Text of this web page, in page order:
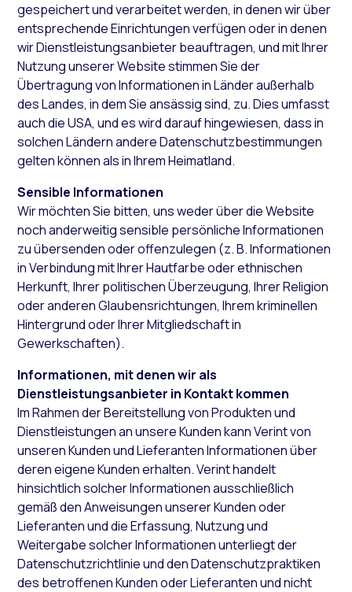
gespeichert und verarbeitet werden, in denen wir über
entsprechende Einrichtungen verfügen oder in denen
wir Dienstleistungsanbieter beauftragen, und mit Ihrer
Nutzung unserer Website stimmen Sie der
Übertragung von Informationen in Länder außerhalb
des Landes, in dem Sie ansässig sind, zu. Dies umfasst
auch die USA, und es wird darauf hingewiesen, dass in
solchen Ländern andere Datenschutzbestimmungen
gelten können als in Ihrem Heimatland.
Sensible Informationen
Wir möchten Sie bitten, uns weder über die Website
noch anderweitig sensible persönliche Informationen
zu übersenden oder offenzulegen (z. B. Informationen
in Verbindung mit Ihrer Hautfarbe oder ethnischen
Herkunft, Ihrer politischen Überzeugung, Ihrer Religion
oder anderen Glaubensrichtungen, Ihrem kriminellen
Hintergrund oder Ihrer Mitgliedschaft in
Gewerkschaften).
Informationen, mit denen wir als
Dienstleistungsanbieter in Kontakt kommen
Im Rahmen der Bereitstellung von Produkten und
Dienstleistungen an unsere Kunden kann Verint von
unseren Kunden und Lieferanten Informationen über
deren eigene Kunden erhalten. Verint handelt
hinsichtlich solcher Informationen ausschließlich
gemäß den Anweisungen unserer Kunden oder
Lieferanten und die Erfassung, Nutzung und
Weitergabe solcher Informationen unterliegt der
Datenschutzrichtlinie und den Datenschutzpraktiken
des betroffenen Kunden oder Lieferanten und nicht